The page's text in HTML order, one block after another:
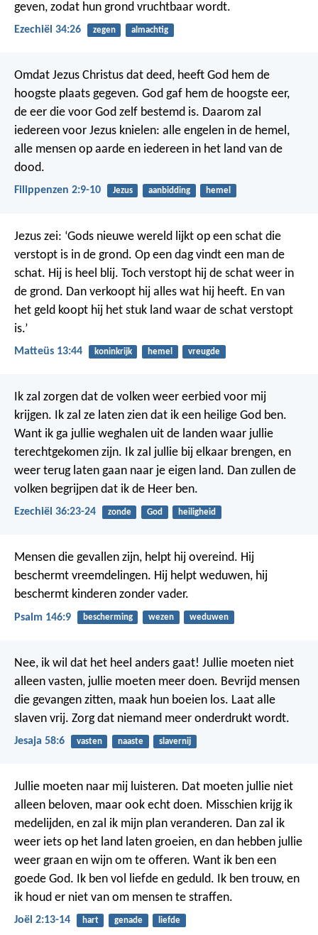
geven, zodat hun grond vruchtbaar wordt.
Ezechiël 34:26 zegen almachtig
Omdat Jezus Christus dat deed, heeft God hem de
hoogste plaats gegeven. God gaf hem de hoogste eer,
de eer die voor God zelf bestemd is. Daarom zal
iedereen voor Jezus knielen: alle engelen in de hemel,
alle mensen op aarde en iedereen in het land van de
dood.
Filippenzen 2:9-10 Jezus aanbidding hemel
Jezus zei: ‘Gods nieuwe wereld lijkt op een schat die
verstopt is in de grond. Op een dag vindt een man de
schat. Hij is heel blij. Toch verstopt hij de schat weer in
de grond. Dan verkoopt hij alles wat hij heeft. En van
het geld koopt hij het stuk land waar de schat verstopt
is.’
Matteüs 13:44 koninkrijk hemel vreugde
Ik zal zorgen dat de volken weer eerbied voor mij
krijgen. Ik zal ze laten zien dat ik een heilige God ben.
Want ik ga jullie weghalen uit de landen waar jullie
terechtgekomen zijn. Ik zal jullie bij elkaar brengen, en
weer terug laten gaan naar je eigen land. Dan zullen de
volken begrijpen dat ik de Heer ben.
Ezechiël 36:23-24 zonde God heiligheid
Mensen die gevallen zijn, helpt hij overeind. Hij
beschermt vreemdelingen. Hij helpt weduwen, hij
beschermt kinderen zonder vader.
Psalm 146:9 bescherming wezen weduwen
Nee, ik wil dat het heel anders gaat! Jullie moeten niet
alleen vasten, jullie moeten meer doen. Bevrijd mensen
die gevangen zitten, maak hun boeien los. Laat alle
slaven vrij. Zorg dat niemand meer onderdrukt wordt.
Jesaja 58:6 vasten naaste slavernij
Jullie moeten naar mij luisteren. Dat moeten jullie niet
alleen beloven, maar ook echt doen. Misschien krijg ik
medelijden, en zal ik mijn plan veranderen. Dan zal ik
weer iets op het land laten groeien, en dan hebben jullie
weer graan en wijn om te offeren. Want ik ben een
goede God. Ik ben vol liefde en geduld. Ik ben trouw, en
ik houd er niet van om mensen te straffen.
Joël 2:13-14 hart genade liefde